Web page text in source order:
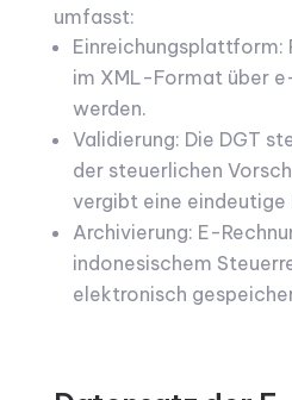
umfasst:
Einreichungsplattform:
im XML-Format über
werden.
Validierung: Die DGT
der steuerlichen
vergibt eine eindeutige
Archivierung: E-
indonesischem
elektronisch